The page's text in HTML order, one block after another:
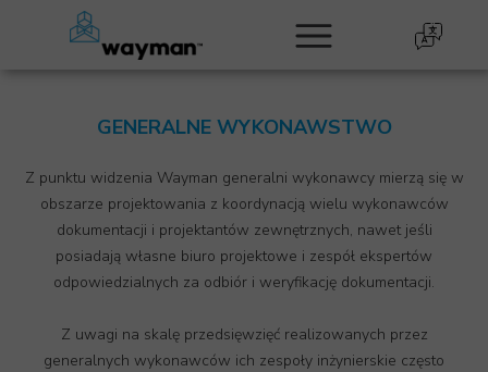
GENERALNE WYKONAWSTWO
Z punktu widzenia Wayman generalni wykonawcy mierzą się w
obszarze projektowania z koordynacją wielu wykonawców
dokumentacji i projektantów zewnętrznych, nawet jeśli
posiadają własne biuro projektowe i zespół ekspertów
odpowiedzialnych za odbiór i weryfikację dokumentacji.
Z uwagi na skalę przedsięwzięć realizowanych przez
generalnych wykonawców ich zespoły inżynierskie często